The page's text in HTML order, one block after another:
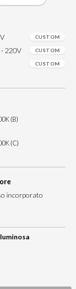
CUSTOM
220V CUSTOM
CUSTOM
(B)
(C)
incorporato